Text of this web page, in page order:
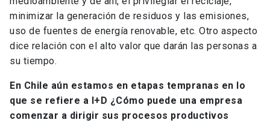
minimizar la generación de residuos y las emisiones,
uso de fuentes de energía renovable, etc. Otro aspecto
dice relación con el alto valor que darán las personas a
su tiempo.
En Chile aún estamos en etapas tempranas en lo
que se refiere a I+D ¿Cómo puede una empresa
comenzar a dirigir sus procesos productivos